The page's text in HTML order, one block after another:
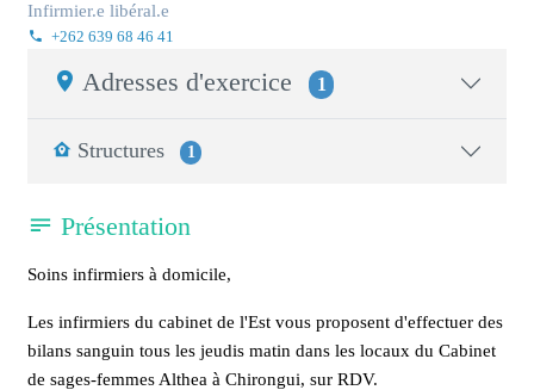
Infirmier.e libéral.e
+262 639 68 46 41
Adresses d'exercice 1
Structures 1
Présentation
Soins infirmiers à domicile,
Les infirmiers du cabinet de l'Est vous proposent d'effectuer des
bilans sanguin tous les jeudis matin dans les locaux du Cabinet
de sages-femmes Althea à Chirongui, sur RDV.